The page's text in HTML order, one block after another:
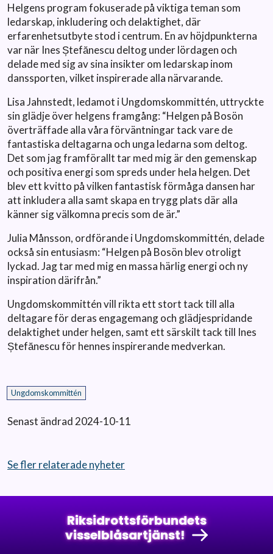
Helgens program fokuserade på viktiga teman som
ledarskap, inkludering och delaktighet, där
erfarenhetsutbyte stod i centrum. En av höjdpunkterna
var när Ines Ștefănescu deltog under lördagen och
delade med sig av sina insikter om ledarskap inom
danssporten, vilket inspirerade alla närvarande.
Lisa Jahnstedt, ledamot i Ungdomskommittén, uttryckte
sin glädje över helgens framgång: “Helgen på Bosön
överträffade alla våra förväntningar tack vare de
fantastiska deltagarna och unga ledarna som deltog.
Det som jag framförallt tar med mig är den gemenskap
och positiva energi som spreds under hela helgen. Det
blev ett kvitto på vilken fantastisk förmåga dansen har
att inkludera alla samt skapa en trygg plats där alla
känner sig välkomna precis som de är.”
Julia Månsson, ordförande i Ungdomskommittén, delade
också sin entusiasm: “Helgen på Bosön blev otroligt
lyckad. Jag tar med mig en massa härlig energi och ny
inspiration därifrån.”
Ungdomskommittén vill rikta ett stort tack till alla
deltagare för deras engagemang och glädjespridande
delaktighet under helgen, samt ett särskilt tack till Ines
Ștefănescu för hennes inspirerande medverkan.
Ungdomskommittén
Senast ändrad 2024-10-11
Se fler relaterade nyheter
Riksidrottsförbundets
visselblåsartjänst!